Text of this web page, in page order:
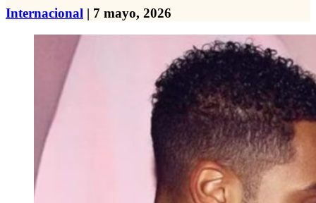
Internacional | 7 mayo, 2026